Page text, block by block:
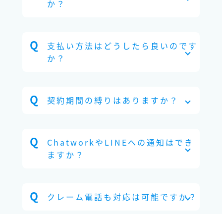
か？
支払い方法はどうしたら良いのです
か？
契約期間の縛りはありますか？
ChatworkやLINEへの通知はでき
ますか？
クレーム電話も対応は可能ですか？